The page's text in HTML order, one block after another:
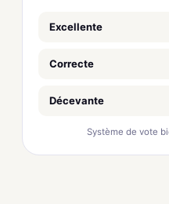
Excellente
Correcte
Décevante
Système de vote